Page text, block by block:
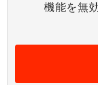
機能を無